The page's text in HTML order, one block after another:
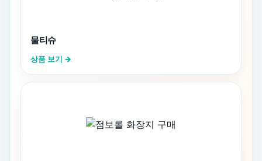
물티슈
상품 보기 →